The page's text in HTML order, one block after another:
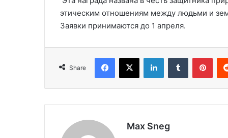
этическим отношениям между людьми и
Заявки принимаются до 1 апреля.
Share
Max Sneg